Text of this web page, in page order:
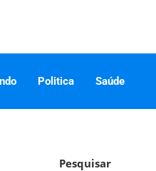
Politica Saúde
Pesquisar